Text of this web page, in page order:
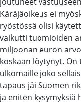
Käräjäoikeus ei
ryöstössä olisi
vaikutti tuomioiden
miljoonan euron
koskaan löytynyt.
ulkomaille joko
tapaus jäi Suomen
ja eniten kysymyksiä